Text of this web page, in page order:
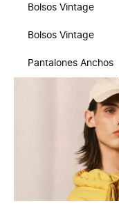
Bolsos Vintage
Bolsos Vintage
Pantalones Anchos